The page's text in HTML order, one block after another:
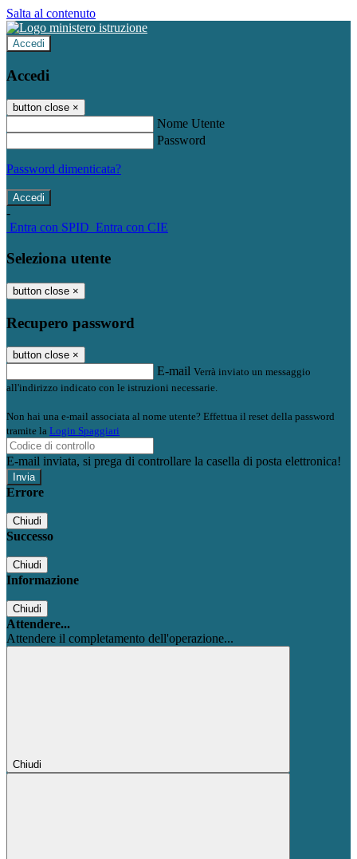
Salta al contenuto
Accedi
Accedi
button close ×
Nome Utente
Password
Password dimenticata?
-
Entra con SPID Entra con CIE
Seleziona utente
button close ×
Recupero password
button close ×
E-mail Verrà inviato un messaggio
all'indirizzo indicato con le istruzioni necessarie.
Non hai una e-mail associata al nome utente? Effettua il reset della password
tramite la Login Spaggiari
E-mail inviata, si prega di controllare la casella di posta elettronica!
Errore
Chiudi
Successo
Chiudi
Informazione
Chiudi
Attendere...
Attendere il completamento dell'operazione...
Chiudi